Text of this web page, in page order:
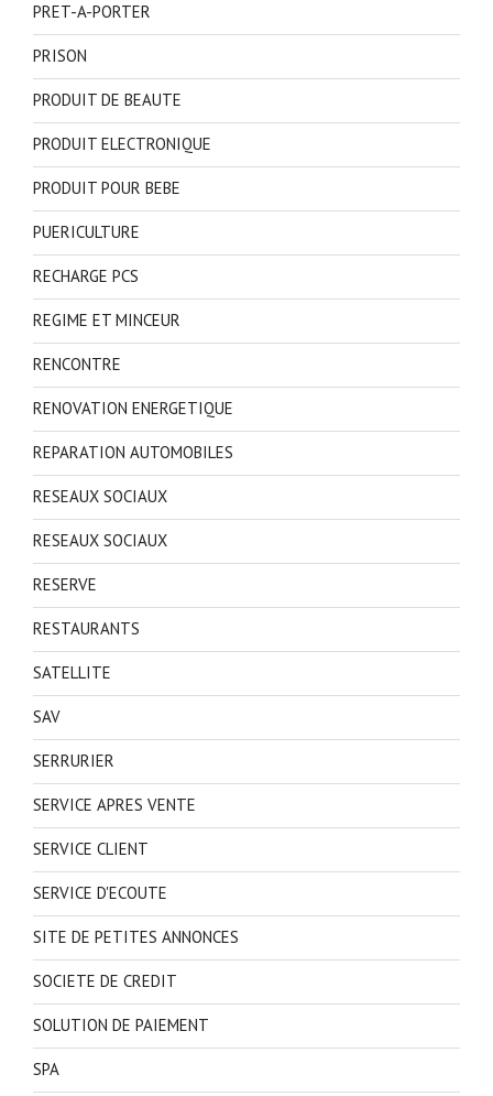
PRET-A-PORTER
PRISON
PRODUIT DE BEAUTE
PRODUIT ELECTRONIQUE
PRODUIT POUR BEBE
PUERICULTURE
RECHARGE PCS
REGIME ET MINCEUR
RENCONTRE
RENOVATION ENERGETIQUE
REPARATION AUTOMOBILES
RESEAUX SOCIAUX
RESEAUX SOCIAUX
RESERVE
RESTAURANTS
SATELLITE
SAV
SERRURIER
SERVICE APRES VENTE
SERVICE CLIENT
SERVICE D'ECOUTE
SITE DE PETITES ANNONCES
SOCIETE DE CREDIT
SOLUTION DE PAIEMENT
SPA